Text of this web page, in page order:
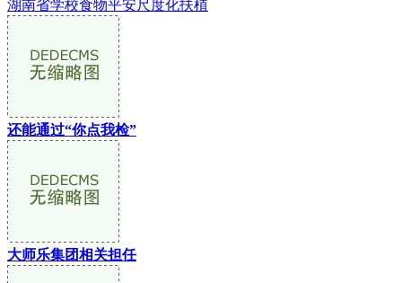
湖南省学校食物平安尺度化扶植
还能通过“你点我检”
大师乐集团相关担任